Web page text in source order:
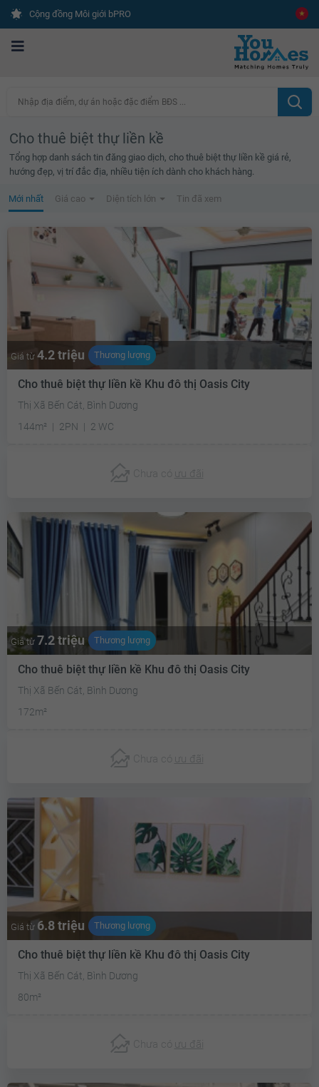
Cộng đồng Môi giới bPRO
Nhập địa điểm, dự án hoặc đặc điểm BĐS ...
Cho thuê biệt thự liền kề
Tổng hợp danh sách tin đăng giao dịch, cho thuê biệt thự liền kề giá rẻ,
hướng đẹp, vị trí đắc địa, nhiều tiện ích dành cho khách hàng.
Mới nhất Giá cao Diện tích lớn Tin đã xem
Giá từ 4.2 triệu Thương lượng
Cho thuê biệt thự liền kề Khu đô thị Oasis City
Thị Xã Bến Cát, Bình Dương
144m²
2PN 2 WC
Chưa có ưu đãi
Giá từ 7.2 triệu Thương lượng
Cho thuê biệt thự liền kề Khu đô thị Oasis City
Thị Xã Bến Cát, Bình Dương
172m²
Chưa có ưu đãi
Giá từ 6.8 triệu Thương lượng
Cho thuê biệt thự liền kề Khu đô thị Oasis City
Thị Xã Bến Cát, Bình Dương
80m²
Chưa có ưu đãi